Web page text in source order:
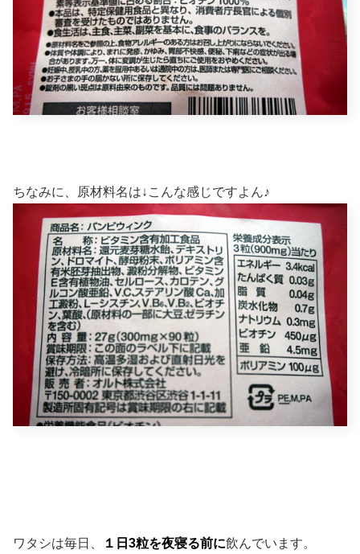
ちなみに、原材料名は↓こんな感じですよん♪
ワタシは毎日、 １日3粒を夜寝る前に飲んでいます。